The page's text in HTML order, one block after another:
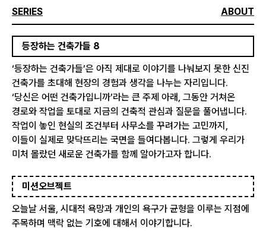
SERIES ABOUT
등장하는 건축가들 8
‘등장하는 건축가들’은 아직 제대로 이야기를 나눠보지 못한 신진
건축가를 초대해 현장의 경험과 생각을 나누는 자리입니다.
‘당신은 어떤 건축가입니까’라는 큰 주제 아래, 그동안 거쳐온
경로와 작업을 토대로 지금의 건축적 관심과 질문을 풀어냅니다.
작업이 놓인 현실의 조건부터 사무소를 꾸려가는 고민까지,
이들이 실제로 맞닥뜨리는 국면을 들여다봅니다. 그렇게 우리가
미처 몰랐던 새로운 건축가를 함께 알아가고자 합니다.
미션오브젝트
오늘날 서울, 시대적 욕망과 개인의 욕구가 균형을 이루는 지점에
주목하며 맥락 없는 기호에 대해서 이야기합니다.